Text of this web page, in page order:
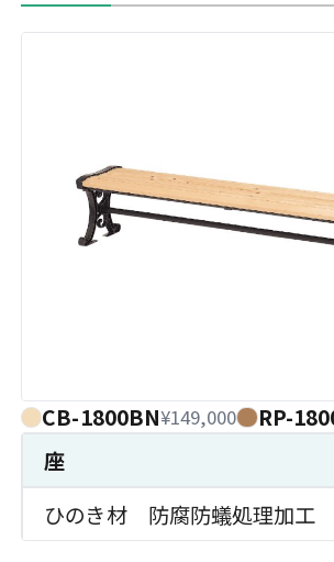
CB-1800BN¥149,000 RP-
座
ひのき材 防腐防蟻処理加工